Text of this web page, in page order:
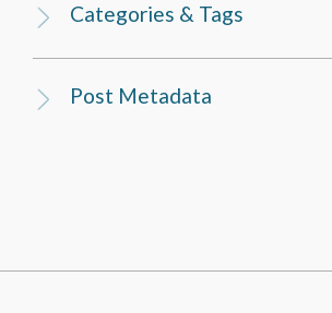
Categories & Tags
Post Metadata